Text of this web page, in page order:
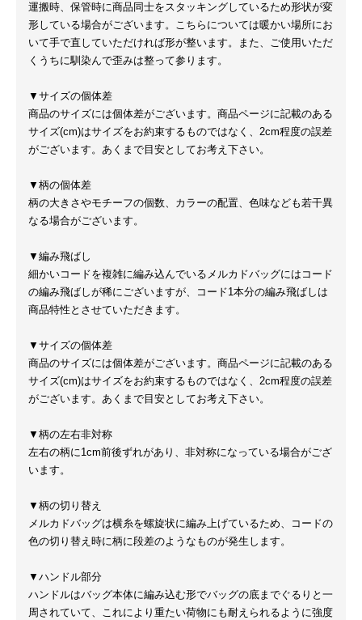
運搬時、保管時に商品同士をスタッキングしているため形状が変
形している場合がございます。こちらについては暖かい場所にお
いて手で直していただければ形が整います。また、ご使用いただ
くうちに馴染んで歪みは整って参ります。
▼サイズの個体差
商品のサイズには個体差がございます。商品ページに記載のある
サイズ(cm)はサイズをお約束するものではなく、2cm程度の誤差
がございます。あくまで目安としてお考え下さい。
▼柄の個体差
柄の大きさやモチーフの個数、カラーの配置、色味なども若干異
なる場合がございます。
▼編み飛ばし
細かいコードを複雑に編み込んでいるメルカドバッグにはコード
の編み飛ばしが稀にございますが、コード1本分の編み飛ばしは
商品特性とさせていただきます。
▼サイズの個体差
商品のサイズには個体差がございます。商品ページに記載のある
サイズ(cm)はサイズをお約束するものではなく、2cm程度の誤差
がございます。あくまで目安としてお考え下さい。
▼柄の左右非対称
左右の柄に1cm前後ずれがあり、非対称になっている場合がござ
います。
▼柄の切り替え
メルカドバッグは横糸を螺旋状に編み上げているため、コードの
色の切り替え時に柄に段差のようなものが発生します。
▼ハンドル部分
ハンドルはバッグ本体に編み込む形でバッグの底までぐるりと一
周されていて、これにより重たい荷物にも耐えられるように強度